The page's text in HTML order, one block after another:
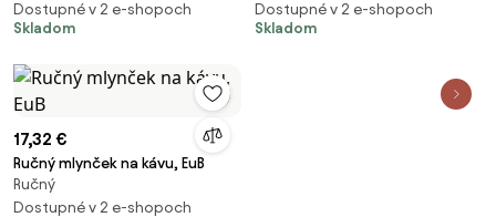
Dostupné v 2 e-shopoch
Skladom
Dostupné v 2 e-shopoch
Skladom
17,32 €
Ručný mlynček na kávu, EuB
Ručný
Dostupné v 2 e-shopoch